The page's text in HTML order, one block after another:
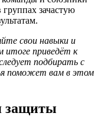
зачастую
свои навыки и
итоге приведёт к
подбирать с
поможет вам в этом
защиты